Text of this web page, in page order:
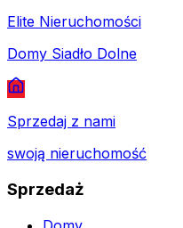
Elite Nieruchomości
Domy Siadło Dolne
Sprzedaj z nami
swoją nieruchomość
Sprzedaż